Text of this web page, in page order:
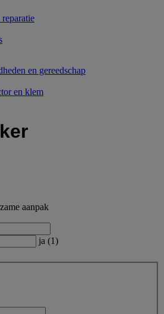
en gereedschap
en klem
aanpak
ja (1)